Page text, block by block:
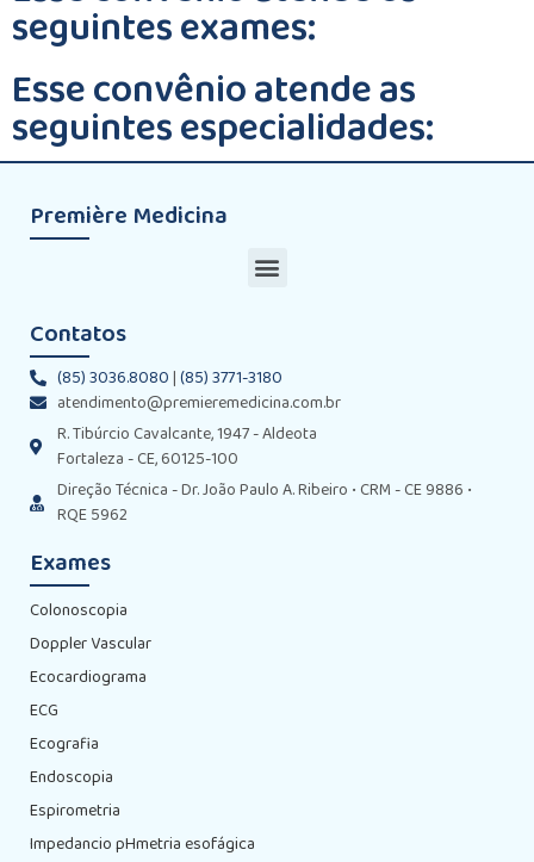
seguintes exames:
Esse convênio atende as
seguintes especialidades:
Première Medicina
Contatos
(85) 3036.8080|(85) 3771-3180
atendimento@premieremedicina.com.br
R. Tibúrcio Cavalcante, 1947 - Aldeota
Fortaleza - CE, 60125-100
Direção Técnica - Dr. João Paulo A. Ribeiro • CRM - CE 9886 •
RQE 5962
Exames
Colonoscopia
Doppler Vascular
Ecocardiograma
ECG
Ecografia
Endoscopia
Espirometria
Impedancio pHmetria esofágica